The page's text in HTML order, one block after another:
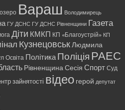
Вараш Володимирець
ГУ ДСНС ГУ ДСНС Рівненщини Газета
Діти КМКП КП «Благоустрій» КП
Кузнецовськ Людмила
Освіта ПолітикаПоліція РАЕС
Рівненщина Сесія Спорт Суд
зайнятості відео герой депутат